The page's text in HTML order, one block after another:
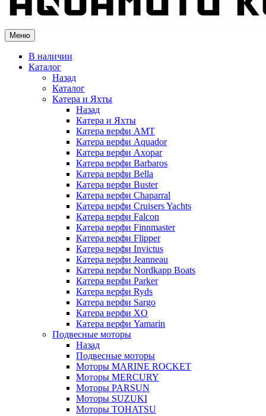
Меню
В наличии
Каталог
Назад
Каталог
Катера и Яхты
Назад
Катера и Яхты
Катера верфи AMT
Катера верфи Aquador
Катера верфи Axopar
Катера верфи Barbaros
Катера верфи Bella
Катера верфи Buster
Катера верфи Chaparral
Катера верфи Cruisers Yachts
Катера верфи Falcon
Катера верфи Finnmaster
Катера верфи Flipper
Катера верфи Invictus
Катера верфи Jeanneau
Катера верфи Nordkapp Boats
Катера верфи Parker
Катера верфи Ryds
Катера верфи Sargo
Катера верфи XO
Катера верфи Yamarin
Подвесные моторы
Назад
Подвесные моторы
Моторы MARINE ROCKET
Моторы MERCURY
Моторы PARSUN
Моторы SUZUKI
Моторы TOHATSU